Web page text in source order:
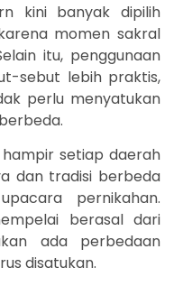
kini banyak dipilih
momen sakral
itu, penggunaan
sebut lebih praktis,
perlu menyatukan
setiap daerah
dan tradisi berbeda
pernikahan.
berasal dari
ada perbedaan
disatukan.